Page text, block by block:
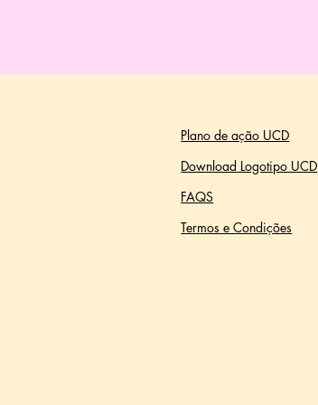
Plano de ação UCD
Download Logotipo UCD
FAQS
Termos e Condições